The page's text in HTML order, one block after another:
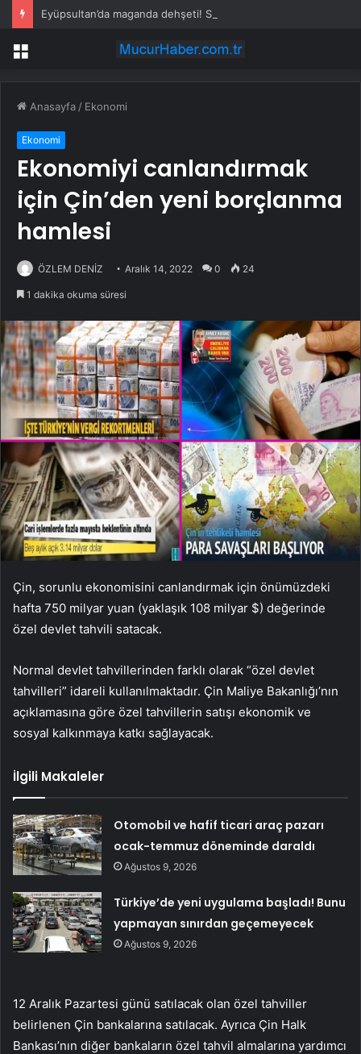
Menü
Anasayfa / Ekonomi
Ekonomi
Ekonomiyi canlandırmak
için Çin’den yeni borçlanma
hamlesi
ÖZLEM DENİZ Aralık 14, 2022 0 24
1 dakika okuma süresi
Çin, sorunlu ekonomisini canlandırmak için önümüzdeki
hafta 750 milyar yuan (yaklaşık 108 milyar $) değerinde
özel devlet tahvili satacak.
Normal devlet tahvillerinden farklı olarak “özel devlet
tahvilleri” idareli kullanılmaktadır. Çin Maliye Bakanlığı’nın
açıklamasına göre özel tahvillerin satışı ekonomik ve
sosyal kalkınmaya katkı sağlayacak.
İlgili Makaleler
Otomobil ve hafif ticari araç pazarı
ocak-temmuz döneminde daraldı
Ağustos 9, 2026
Türkiye’de yeni uygulama başladı! Bunu
yapmayan sınırdan geçemeyecek
Ağustos 9, 2026
12 Aralık Pazartesi günü satılacak olan özel tahviller
belirlenen Çin bankalarına satılacak. Ayrıca Çin Halk
Bankası’nın diğer bankaların özel tahvil almalarına yardımcı